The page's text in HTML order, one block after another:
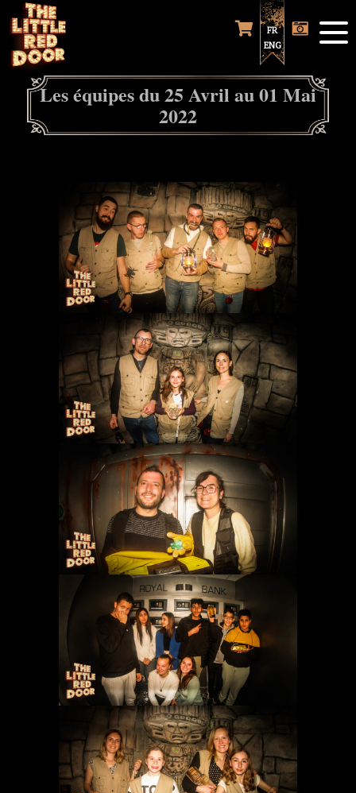
FR
ENG
Les équipes du 25 Avril au 01 Mai
2022